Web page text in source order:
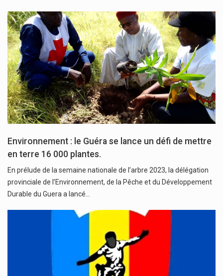
Environnement : le Guéra se lance un défi de mettre
en terre 16 000 plantes.
En prélude de la semaine nationale de l’arbre 2023, la délégation
provinciale de l’Environnement, de la Pêche et du Développement
Durable du Guera a lancé…